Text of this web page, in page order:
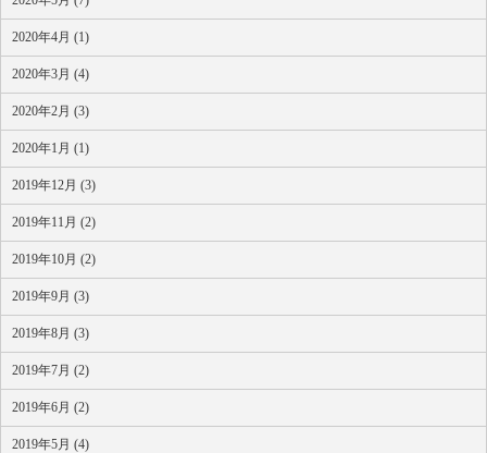
2020年4月 (1)
2020年3月 (4)
2020年2月 (3)
2020年1月 (1)
2019年12月 (3)
2019年11月 (2)
2019年10月 (2)
2019年9月 (3)
2019年8月 (3)
2019年7月 (2)
2019年6月 (2)
2019年5月 (4)